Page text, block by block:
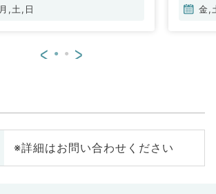
和ケア科、一般内科、循環器内
内科、外科系全般、一般外科、消
月,土,日 金,
< >
※詳細はお問い合わせください